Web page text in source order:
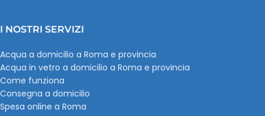
I NOSTRI SERVIZI
Acqua a domicilio a Roma e provincia
Acqua in vetro a domicilio a Roma e provincia
Come funziona
Consegna a domicilio
Spesa online a Roma